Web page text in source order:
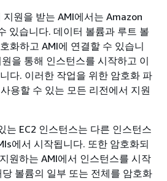
지원을 받는 AMI에서는 Amazon
있습니다. 데이터 볼륨과 루트 볼
화하고 AMI에 연결할 수 있습니
을 통해 인스턴스를 시작하고 이
다. 이러한 작업을 위한 암호화 파
용할 수 있는 모든 리전에서 지원
는 EC2 인스턴스는 다른 인스턴스
에서 시작됩니다. 또한 암호화되
원하는 AMI에서 인스턴스를 시작
볼륨의 일부 또는 전체를 암호화